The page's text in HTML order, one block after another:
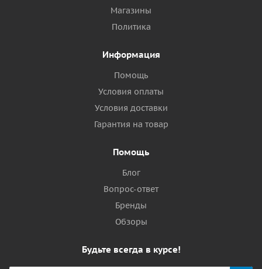
Магазины
Политика
Информация
Помощь
Условия оплаты
Условия доставки
Гарантия на товар
Помощь
Блог
Вопрос-ответ
Бренды
Обзоры
Будьте всегда в курсе!